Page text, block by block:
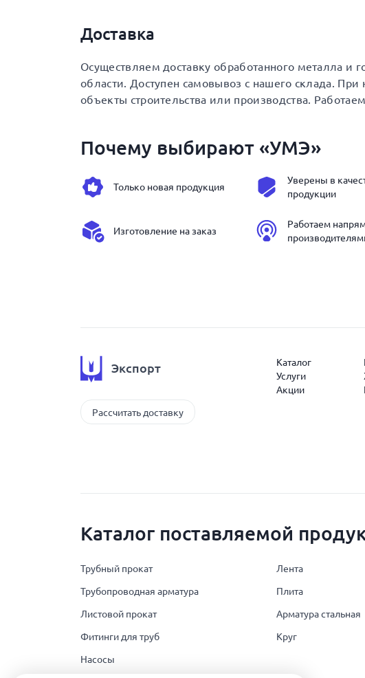
Доставка
Осуществляем доставку обработанного металла и
области. Доступен самовывоз с нашего склада.
объекты строительства или производства.
Почему выбирают «УМЭ»
Только новая продукция
Уверены в
продукции
Изготовление на заказ
Работаем
Экспорт
Рассчитать доставку
Каталог
Услуги
Акции
Каталог поставляемой
Трубный прокат
Трубопроводная арматура
Листовой прокат
Фитинги для труб
Лента
Плита
Арматура стальная
Круг
Насосы